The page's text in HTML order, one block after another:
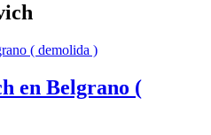
en Belgrano (